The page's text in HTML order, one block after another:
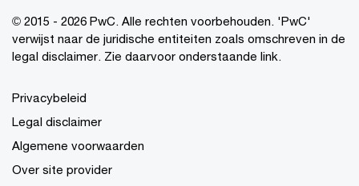
© 2015 - 2026 PwC. Alle rechten voorbehouden. 'PwC'
verwijst naar de juridische entiteiten zoals omschreven in de
legal disclaimer. Zie daarvoor onderstaande link.
Privacybeleid
Legal disclaimer
Algemene voorwaarden
Over site provider